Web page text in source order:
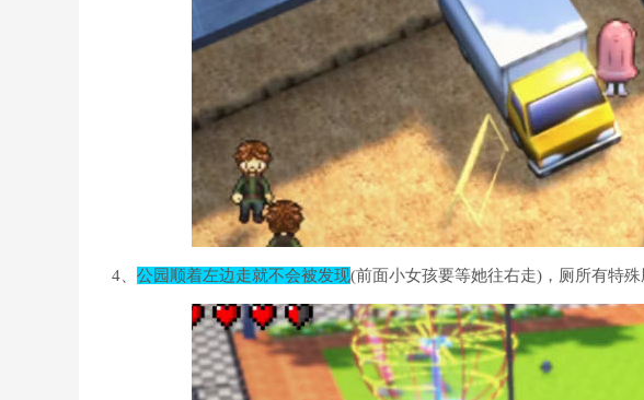
4、 公园顺着左边走就不会被发现(前面小女孩要等她往右走)，厕所有特殊